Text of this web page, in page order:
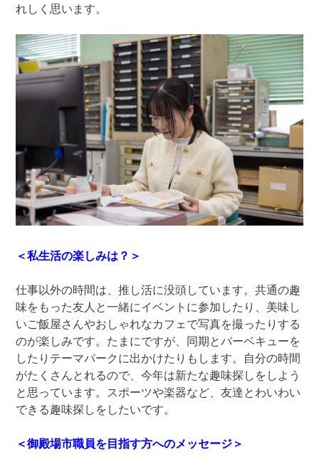
れしく思います。
＜私生活の楽しみは？＞
仕事以外の時間は、推し活に没頭しています。共通の趣
味をもった友人と一緒にイベントに参加したり、美味し
いご飯屋さんやおしゃれなカフェで写真を撮ったりする
のが楽しみです。たまにですが、同期とバーベキューを
したりテーマパークに出かけたりもします。自分の時間
がたくさんとれるので、今年は新たな趣味探しをしよう
と思っています。スポーツや楽器など、友達とわいわい
できる趣味探しをしたいです。
＜御殿場市職員を目指す方へのメッセージ＞